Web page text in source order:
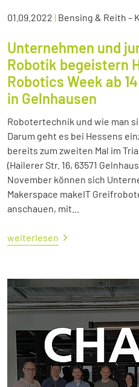
01.09.2022 | Bensing & Reith –
Unternehmen und
Robotik begeistern
Robotics Week ab
in Gelnhausen
Robotertechnik und wie man
Darum geht es bei Hessens
bereits zum zweiten Mal im
(Hailerer Str. 16, 63571
November können sich
Makerspace makeIT
anschauen, mit...
weiterlesen